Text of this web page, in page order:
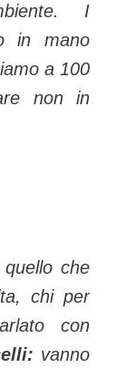
I
in mano
a 100
non in
che
chi per
con
vanno